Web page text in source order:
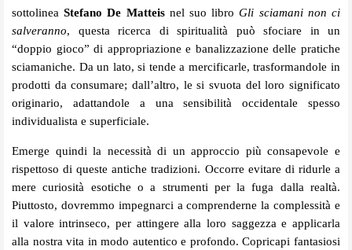
sottolineaStefano De Matteisnel suo libroGli sciamani non ci
salveranno, questa ricerca di spiritualità può sfociare in un
“doppio gioco” di appropriazione e banalizzazione delle pratiche
sciamaniche. Da un lato, si tende a mercificarle, trasformandole in
prodotti da consumare; dall’altro, le si svuota del loro significato
originario, adattandole a una sensibilità occidentale spesso
individualista e superficiale.
Emerge quindi la necessità di un approccio più consapevole e
rispettoso di queste antiche tradizioni. Occorre evitare di ridurle a
mere curiosità esotiche o a strumenti per la fuga dalla realtà.
Piuttosto, dovremmo impegnarci a comprenderne la complessità e
il valore intrinseco, per attingere alla loro saggezza e applicarla
alla nostra vita in modo autentico e profondo. Copricapi fantasiosi